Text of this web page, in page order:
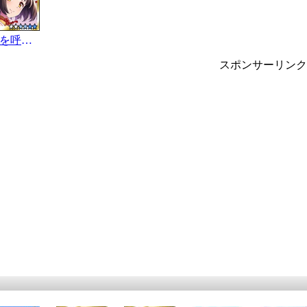
福を呼ぶ舞姫
スポンサーリンク